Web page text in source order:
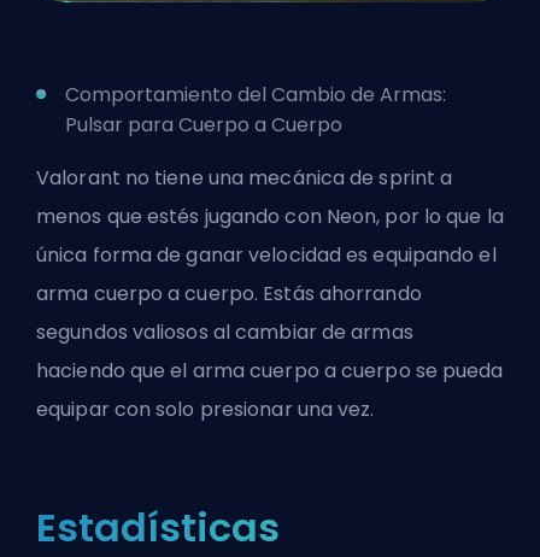
Comportamiento del Cambio de Armas:
Pulsar para Cuerpo a Cuerpo
Valorant no tiene una mecánica de sprint a
menos que estés jugando con Neon, por lo que la
única forma de ganar velocidad es equipando el
arma cuerpo a cuerpo. Estás ahorrando
segundos valiosos al cambiar de armas
haciendo que el arma cuerpo a cuerpo se pueda
equipar con solo presionar una vez.
Estadísticas